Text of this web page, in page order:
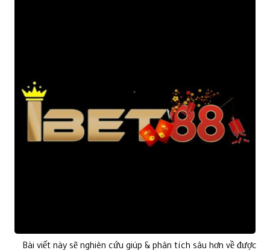
Bài viết này sẽ nghiên cứu giúp & phân tích sâu hơn về được